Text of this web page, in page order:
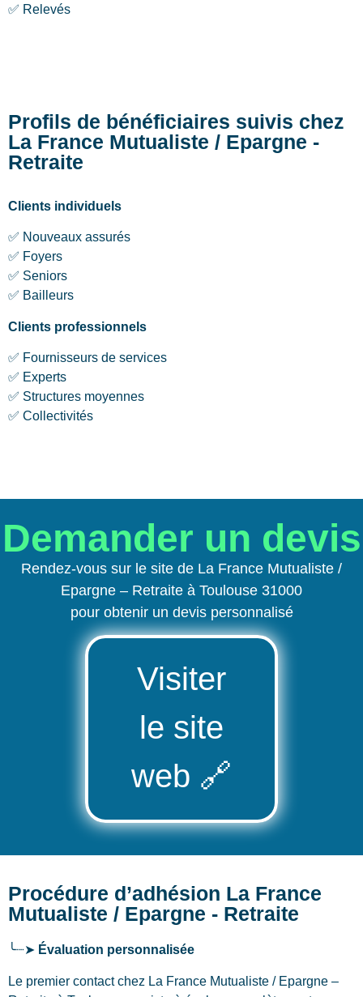
✅ Relevés
Profils de bénéficiaires suivis chez
La France Mutualiste / Epargne -
Retraite
Clients individuels
✅ Nouveaux assurés
✅ Foyers
✅ Seniors
✅ Bailleurs
Clients professionnels
✅ Fournisseurs de services
✅ Experts
✅ Structures moyennes
✅ Collectivités
Demander un devis
Rendez-vous sur le site de La France Mutualiste /
Epargne – Retraite à Toulouse 31000
pour obtenir un devis personnalisé
Visiter
le site
web 🔗
Procédure d’adhésion La France
Mutualiste / Epargne - Retraite
╰┈➤ Évaluation personnalisée
Le premier contact chez La France Mutualiste / Epargne –